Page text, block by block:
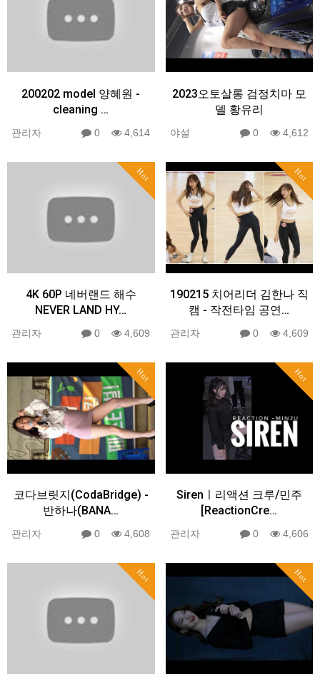
200202 model 양혜원 -
cleaning …
관리자 0 4,614
2023오토살롱 검정치마 모
델 황유리
야설 0 4,612
Hot
4K 60P 네버랜드 해수
NEVER LAND HY…
관리자 0 4,609
Hot
190215 치어리더 김한나 직
캠 - 작전타임 공연…
관리자 0 4,609
Hot
코다브릿지(CodaBridge) -
반하나(BANA…
관리자 0 4,608
Hot
Sirenㅣ리액션 크루/민주
[ReactionCre…
관리자 0 4,606
Hot Hot